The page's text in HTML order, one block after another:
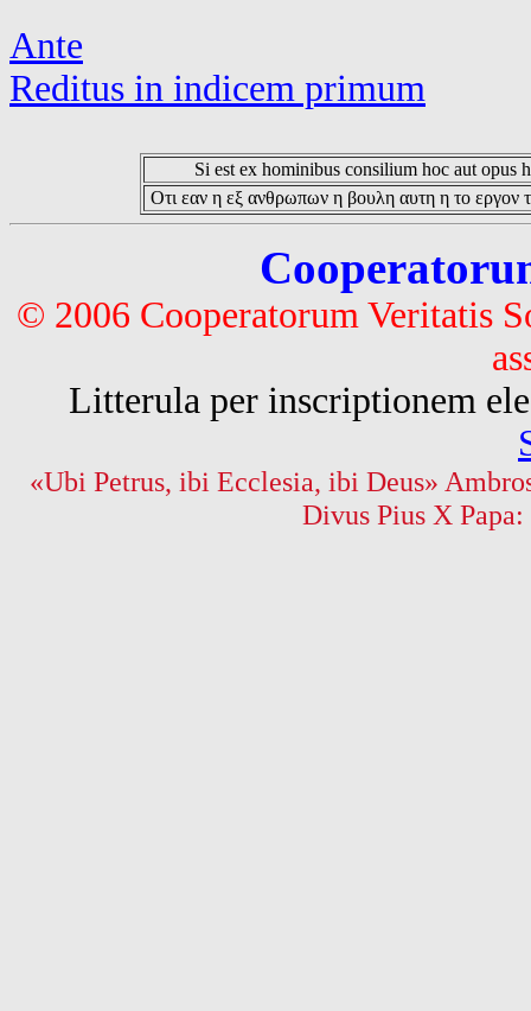
Ante
Reditus in indicem primum
Si est ex hominibus consilium hoc aut opus
Οτι εαν η εξ ανθρωπων η βουλη αυτη η το εργον
© 2006 Cooperatorum Veritatis
Litterula per inscriptionem
«Ubi Petrus, ibi Ecclesia, ibi Deus»
Divus Pius X Papa: